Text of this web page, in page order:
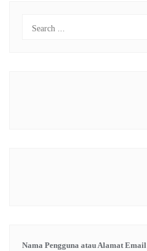
Nama Pengguna atau Alamat Email